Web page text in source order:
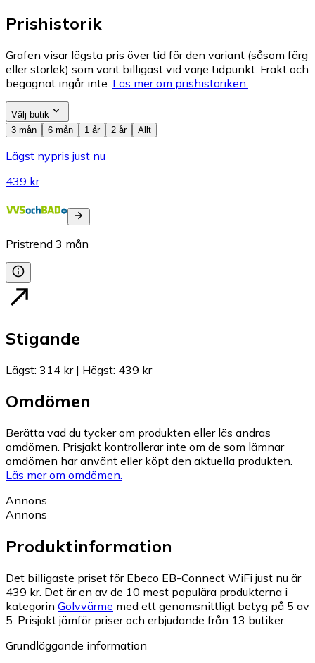
Prishistorik
Grafen visar lägsta pris över tid för den variant (såsom färg
eller storlek) som varit billigast vid varje tidpunkt. Frakt och
begagnat ingår inte. Läs mer om prishistoriken.
Välj butik
3 mån
6 mån 1 år 2 år Allt
Lägst nypris just nu
439 kr
Pristrend 3 mån
Stigande
Lägst: 314 kr| Högst: 439 kr
Omdömen
Berätta vad du tycker om produkten eller läs andras
omdömen. Prisjakt kontrollerar inte om de som lämnar
omdömen har använt eller köpt den aktuella produkten.
Läs mer om omdömen.
Annons
Annons
Produktinformation
Det billigaste priset för Ebeco EB-Connect WiFi just nu är
439 kr. Det är en av de 10 mest populära produkterna i
kategorin Golvvärme med ett genomsnittligt betyg på 5 av
5. Prisjakt jämför priser och erbjudande från 13 butiker.
Grundläggande information